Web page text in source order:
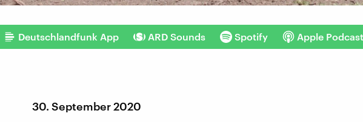
Deutschlandfunk App ARD Sounds Spotify Apple
30. September 2020